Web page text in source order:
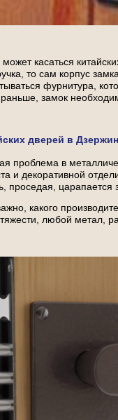
касаться
то сам корпус
фурнитура,
замок
дверей в
проблема в
и декоративной
проседая, царапается
какого
любой метал,